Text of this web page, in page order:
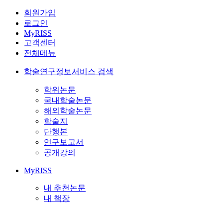
회원가입
로그인
MyRISS
고객센터
전체메뉴
학술연구정보서비스 검색
학위논문
국내학술논문
해외학술논문
학술지
단행본
연구보고서
공개강의
MyRISS
내 추천논문
내 책장